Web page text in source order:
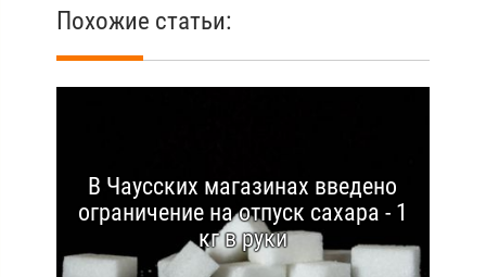
Похожие статьи:
В Чаусских магазинах введено
ограничение на отпуск сахара - 1
кг в руки